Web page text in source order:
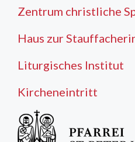
Zentrum christliche
Haus zur
Liturgisches Institut
Kircheneintritt